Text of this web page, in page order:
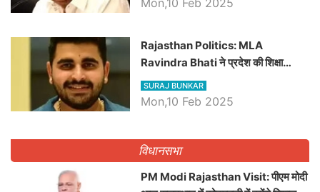
Rajasthan Politics: MLA
Ravindra Bhati ने प्रदेश की शिक्षा
व्यवस्था पर उठाए सवाल, Madan
Dilawar पर हमला करते हुए गिनवाये खाली
SURAJ BUNKAR
Mon,10 Feb 2025
विधानसभा
PM Modi Rajasthan Visit: पीएम मोदी